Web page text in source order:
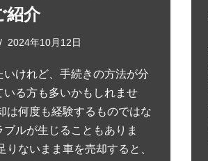
紹介
2024年10月12日
いけれど、手続きの方法が分
いる方も多いかもしれませ
は何度も経験するものではな
ブルが生じることもありま
りないまま車を売却すると、